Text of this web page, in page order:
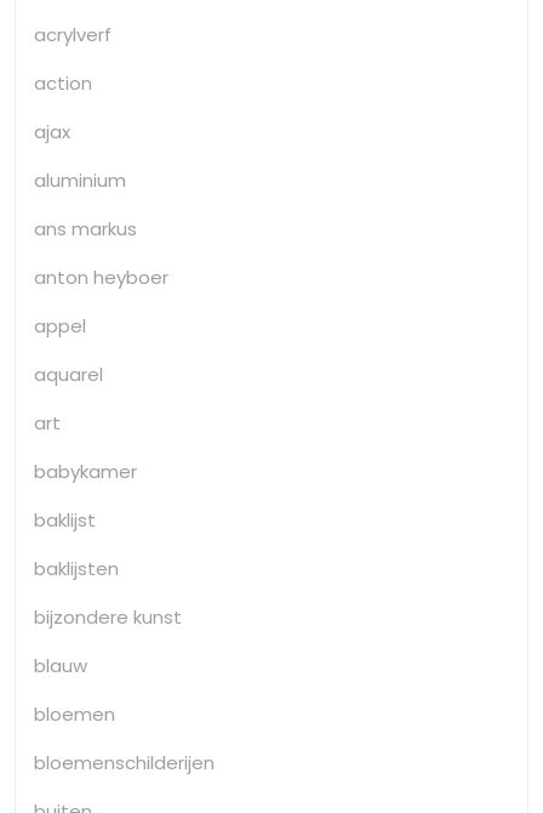
acrylverf
action
ajax
aluminium
ans markus
anton heyboer
appel
aquarel
art
babykamer
baklijst
baklijsten
bijzondere kunst
blauw
bloemen
bloemenschilderijen